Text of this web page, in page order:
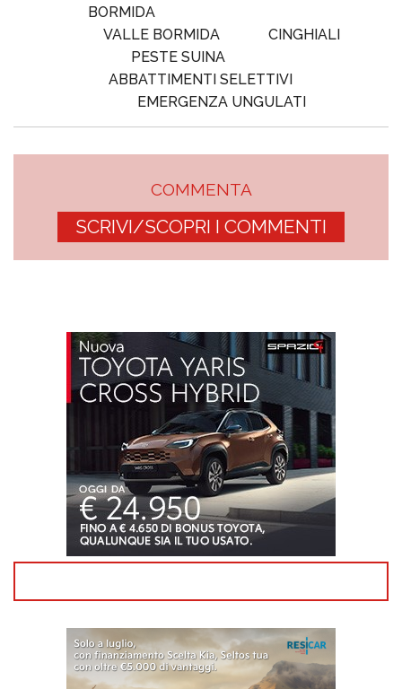
BORMIDA
VALLE BORMIDA
CINGHIALI
PESTE SUINA
ABBATTIMENTI SELETTIVI
EMERGENZA UNGULATI
COMMENTA
SCRIVI/SCOPRI I COMMENTI